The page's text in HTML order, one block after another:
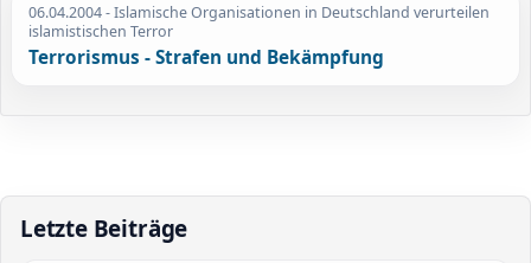
06.04.2004- Islamische Organisationen in Deutschland verurteilen
islamistischen Terror
Terrorismus - Strafen und Bekämpfung
Letzte Beiträge